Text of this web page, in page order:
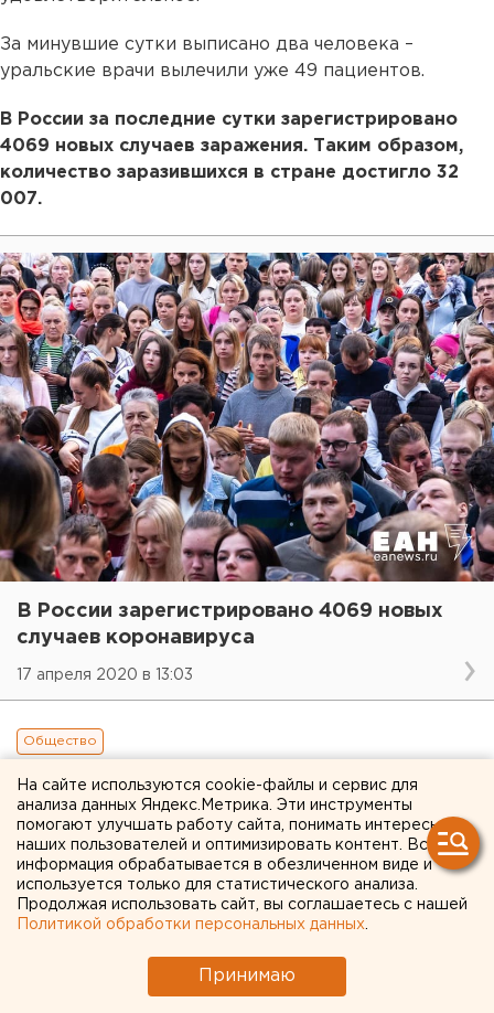
За минувшие сутки выписано два человека –
уральские врачи вылечили уже 49 пациентов.
В России за последние сутки зарегистрировано
4069 новых случаев заражения. Таким образом,
количество заразившихся в стране достигло 32
007.
В России зарегистрировано 4069 новых
случаев коронавируса
17 апреля 2020 в 13:03
Общество
На сайте используются cookie-файлы и сервис для
анализа данных Яндекс.Метрика. Эти инструменты
помогают улучшать работу сайта, понимать интересы
наших пользователей и оптимизировать контент. Вся
информация обрабатывается в обезличенном виде и
используется только для статистического анализа.
Продолжая использовать сайт, вы соглашаетесь с нашей
Политикой обработки персональных данных
Принимаю